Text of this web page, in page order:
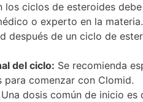
los ciclos de esteroides
o experto en la
después de un ciclo de
del ciclo: Se recomienda
para comenzar con Clomid.
Una dosis común de inicio es